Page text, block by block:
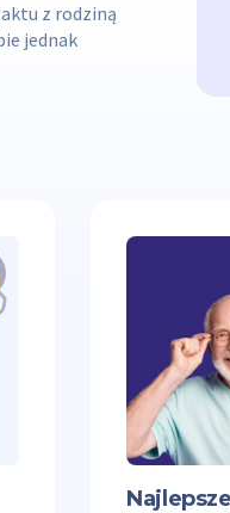
z rodziną
jednak
Udostępnij ten artykuł
Facebook